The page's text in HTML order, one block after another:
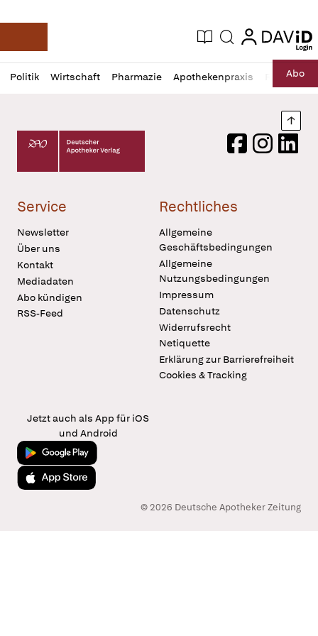
Deutsche Apotheker Zeitung
Aktuelle Ausgabe
Suche login
login
Politik Wirtschaft Pharmazie Apothekenpraxis RechtAbo
Profil
öffnen
Daz
Pur
Deutscher Apotheker Verlag Logo
FacebookInstagram
Service
Newsletter
Über uns
Kontakt
Mediadaten
Abo kündigen
RSS-Feed
Rechtliches
Allgemeine
Geschäftsbedingungen
Allgemeine
Nutzungsbedingungen
Impressum
Datenschutz
Widerrufsrecht
Netiquette
Erklärung zur Barrierefreiheit
Cookies & Tracking
Jetzt auch als App für iOS
und Android
Jetzt bei Google Play
Laden im App Store
© 2026 Deutsche Apotheker Zeitung